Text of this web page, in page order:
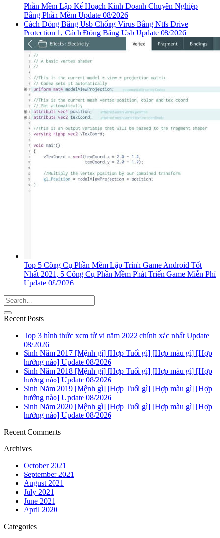
Phần Mềm Lập Kế Hoạch Kinh Doanh Chuyên Nghiệp
Bằng Phần Mềm Update 08/2026
Cách Đóng Băng Usb Chống Virus Bằng Ntfs Drive
Protection 1, Cách Đóng Băng Usb Update 08/2026
Top 5 Công Cụ Phần Mềm Lập Trình Game Android Tốt
Nhất 2021, 5 Công Cụ Phần Mềm Phát Triển Game Miễn Phí
Update 08/2026
Recent Posts
Top 3 hình thức xem tử vi năm 2022 chính xác nhất Update
08/2026
Sinh Năm 2017 [Mệnh gì] [Hợp Tuổi gì] [Hợp màu gì] [Hợp
hướng nào] Update 08/2026
Sinh Năm 2018 [Mệnh gì] [Hợp Tuổi gì] [Hợp màu gì] [Hợp
hướng nào] Update 08/2026
Sinh Năm 2019 [Mệnh gì] [Hợp Tuổi gì] [Hợp màu gì] [Hợp
hướng nào] Update 08/2026
Sinh Năm 2020 [Mệnh gì] [Hợp Tuổi gì] [Hợp màu gì] [Hợp
hướng nào] Update 08/2026
Recent Comments
Archives
October 2021
September 2021
August 2021
July 2021
June 2021
April 2020
Categories